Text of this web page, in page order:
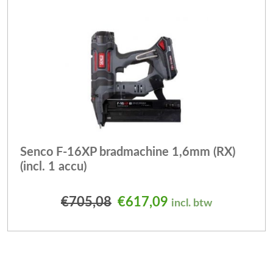
Senco F-16XP bradmachine 1,6mm (RX)
(incl. 1 accu)
€705,08 Oorspronkelijke prijs
€617,09 Huidige prijs is:
incl. btw